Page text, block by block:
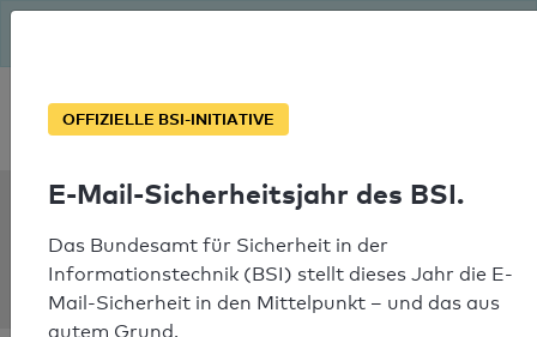
Soforthilfe bei Notfällen
metallgestaltung-
weilnau.de
OFFIZIELLE BSI-INITIATIVE
E-Mail-Sicherheitsjahr des BSI.
Das Bundesamt für Sicherheit in der
Informationstechnik (BSI) stellt dieses Jahr die E-
Mail-Sicherheit in den Mittelpunkt – und das aus
gutem Grund.